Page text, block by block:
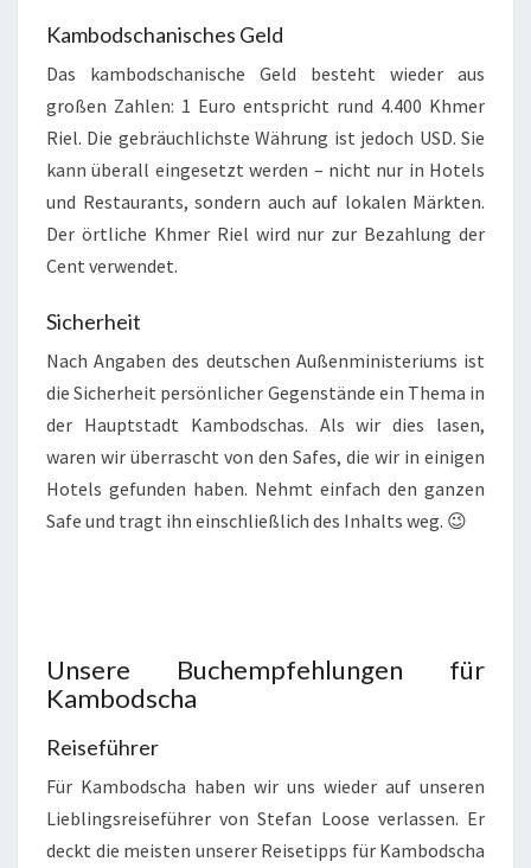
Kambodschanisches Geld
Das kambodschanische Geld besteht wieder aus
großen Zahlen: 1 Euro entspricht rund 4.400 Khmer
Riel. Die gebräuchlichste Währung ist jedoch USD. Sie
kann überall eingesetzt werden – nicht nur in Hotels
und Restaurants, sondern auch auf lokalen Märkten.
Der örtliche Khmer Riel wird nur zur Bezahlung der
Cent verwendet.
Sicherheit
Nach Angaben des deutschen Außenministeriums ist
die Sicherheit persönlicher Gegenstände ein Thema in
der Hauptstadt Kambodschas. Als wir dies lasen,
waren wir überrascht von den Safes, die wir in einigen
Hotels gefunden haben. Nehmt einfach den ganzen
Safe und tragt ihn einschließlich des Inhalts weg. 😉
Unsere Buchempfehlungen für
Kambodscha
Reiseführer
Für Kambodscha haben wir uns wieder auf unseren
Lieblingsreiseführer von Stefan Loose verlassen. Er
deckt die meisten unserer Reisetipps für Kambodscha